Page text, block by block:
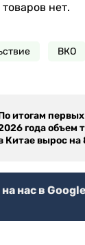
нет.
ВКО
итогам
года объем
Китае вырос на
нас в Google